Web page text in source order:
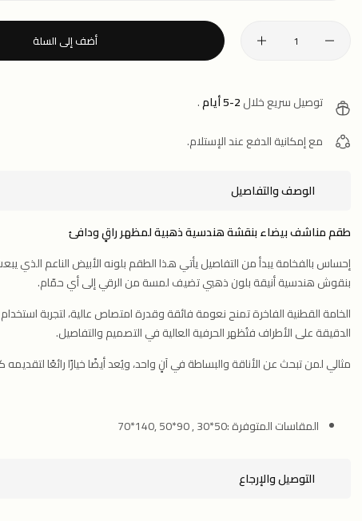
أضف إلى السلة
توصيل سريع خلال2-5 أيام
.
مع إمكانية الدفع عند الإستلام.
الوصف والتفاصيل
طقم مناشف بيضاء بنقشة هندسية ذهبية لمظهر راقٍ ودافئ
إحساس بالفخامة يبدأ من التفاصيل يأتي هذا الطقم بلونه الأبيض الناعم الذي
بنقوش هندسية أنيقة بلون ذهبي تضيف لمسة من الرقي إلى أي حمّام.
الخامة القطنية الفاخرة تمنح نعومة فائقة وقدرة امتصاص عالية، لتجربة
الدقيقة على الأطراف فتُظهر الحرفية العالية في التصميم والتفاصيل.
مثالي لمن تبحث عن الأناقة والبساطة في آنٍ واحد، ويُعد أيضًا خيارًا رائعًا
المقاسات المتوفرة :50*30 , 90*50 ,140*70
التوصيل والإرجاع